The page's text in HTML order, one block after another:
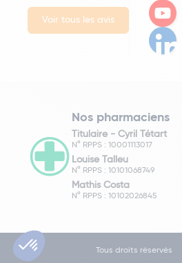
Voir tous les avis
Nos pharmaciens
Titulaire - Cyril Tétart
N° RPPS : 10001113017
Louise Talleu
N° RPPS : 10101068749
Mathis Costa
N° RPPS : 10102026845
Tous droits réservés